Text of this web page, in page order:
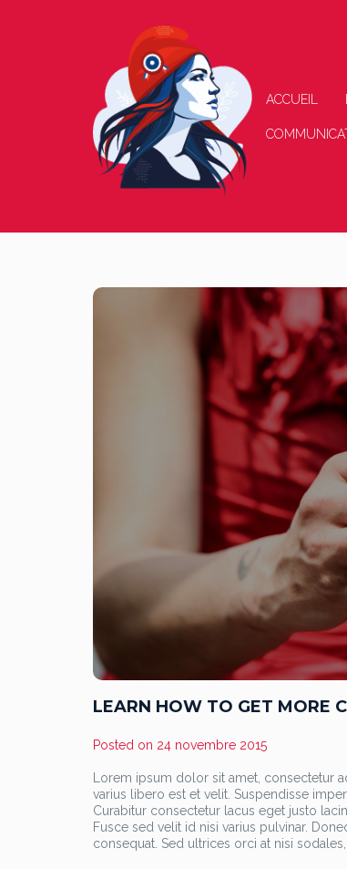
ACCUEIL
LEARN HOW TO GET MORE
Posted on 24 novembre 2015
Lorem ipsum dolor sit amet, consectetur
varius libero est et velit. Suspendisse
Curabitur consectetur lacus eget justo
Fusce sed velit id nisi varius pulvinar.
consequat. Sed ultrices orci at nisi